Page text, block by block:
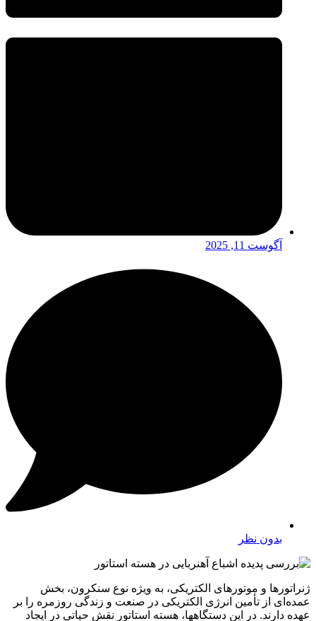
آگوست 11, 2025
بدون نظر
ژنراتورها و موتورهای الکتریکی، به ویژه نوع سنکرون، بخش
عمده‌ای از تأمین انرژی الکتریکی در صنعت و زندگی روزمره را بر
عهده دارند. در این دستگاهها، هسته استاتور نقش حیاتی در ایجاد